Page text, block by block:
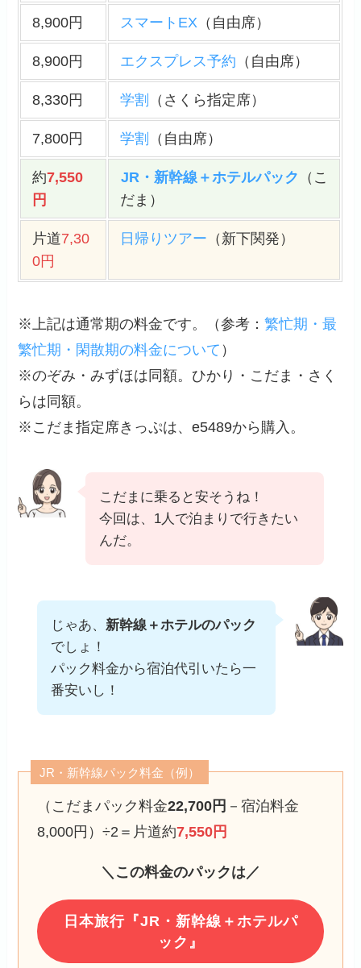
8,900円 スマートEX（自由席）
8,900円 エクスプレス予約 （自由席）
8,330円 学割 （さくら指定席）
7,800円 学割 （自由席）
約7,550
円
JR・新幹線＋ホテルパック （こ
だま）
片道7,30
0円
日帰りツアー （新下関発）
※上記は通常期の料金です。（参考 ：繁忙期・最
繁忙期・閑散期の料金について ）
※のぞみ・みずほは同額。ひかり・こだま・さく
らは同額。
※こだま指定席きっぷは、e5489から購入。
こだまに乗ると安そうね！
今回は、1人で泊まりで行きたい
んだ。
じゃあ、 新幹線＋ホテルのパック
でしょ！
パック料金から宿泊代引いたら一
番安いし！
JR・新幹線パック料金（例）
（こだまパック料金22,700円 －宿泊料金
8,000円）÷2＝片道約7,550円
＼この料金のパックは／
日本旅行『JR・新幹線＋ホテルパ
ック』